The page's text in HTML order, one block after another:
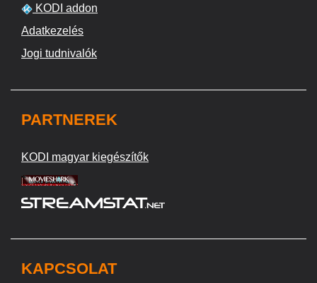
KODI addon
Adatkezelés
Jogi tudnivalók
PARTNEREK
KODI magyar kiegészítők
KAPCSOLAT